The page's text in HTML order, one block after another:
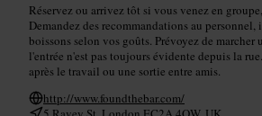
Réservez ou arrivez tôt si vous venez en
Demandez des recommandations au
boissons selon vos goûts. Prévoyez de marcher
l'entrée n'est pas toujours évidente depuis la
après le travail ou une sortie entre amis.
http://www.foundthebar.com/